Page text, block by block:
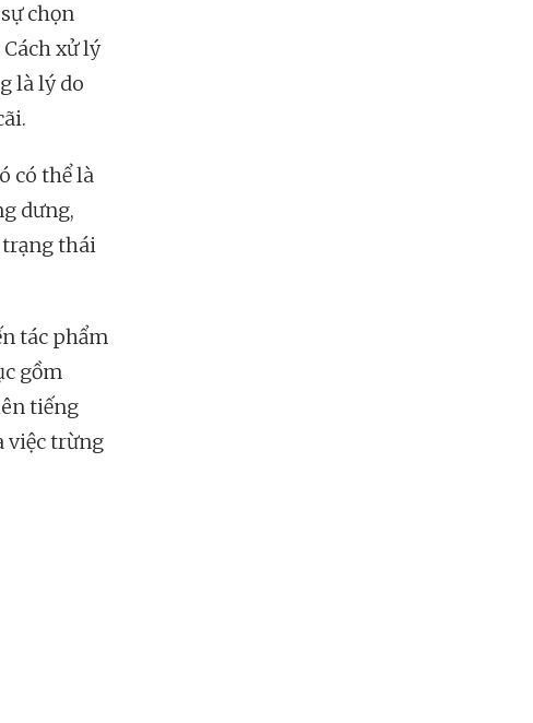
chọn
Cách xử lý
là lý do
có thể là
dưng,
trạng thái
tác phẩm
gồm
tiếng
việc trừng